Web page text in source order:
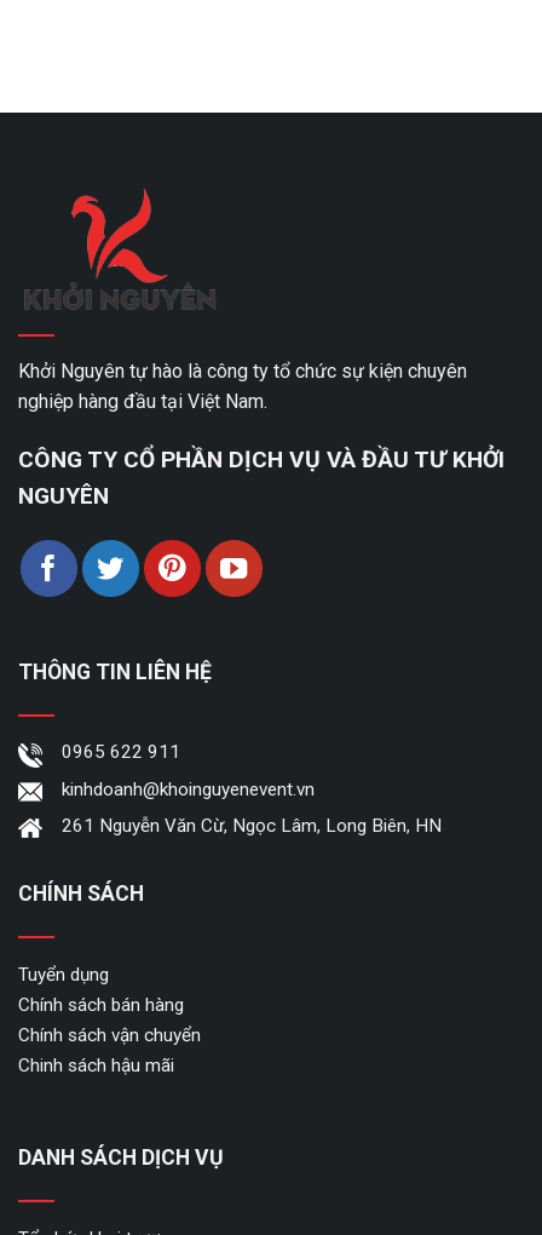
Khởi Nguyên tự hào là công ty tổ chức sự kiện chuyên
nghiệp hàng đầu tại Việt Nam.
CÔNG TY CỔ PHẦN DỊCH VỤ VÀ ĐẦU TƯ KHỞI
NGUYÊN
THÔNG TIN LIÊN HỆ
0965 622 911
kinhdoanh@khoinguyenevent.vn
261 Nguyễn Văn Cừ, Ngọc Lâm, Long Biên, HN
CHÍNH SÁCH
Tuyển dụng
Chính sách bán hàng
Chính sách vận chuyển
Chinh sách hậu mãi
DANH SÁCH DỊCH VỤ